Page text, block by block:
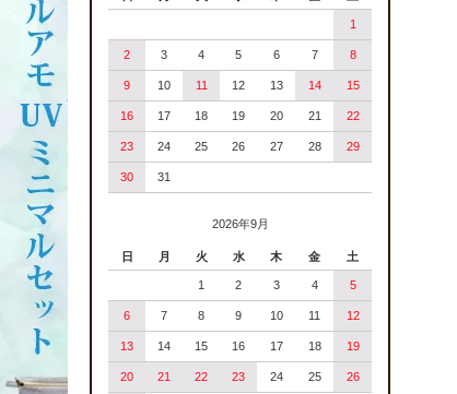
1
2 3 4 5 6 7 8
9 10 11 12 13 14 15
16 17 18 19 20 21 22
23 24 25 26 27 28 29
30 31
2026年9月
日 月 火 水 木 金 土
1 2 3 4 5
6 7 8 9 10 11 12
13 14 15 16 17 18 19
20 21 22 23 24 25 26